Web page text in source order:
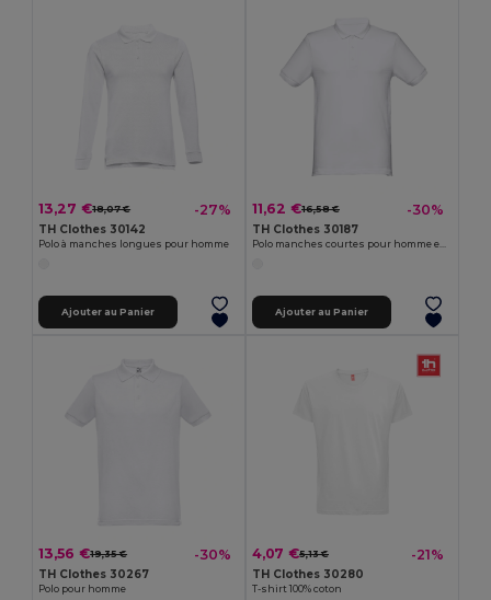
13,27 €18,07 € -27%
TH Clothes 30142
Polo à manches longues pour homme
Ajouter au Panier
11,62 €16,58 € -30%
TH Clothes 30187
Polo manches courtes pour homme en coton cardé
Ajouter au Panier
13,56 €19,35 € -30%
TH Clothes 30267
Polo pour homme
4,07 €5,13 € -21%
TH Clothes 30280
T-shirt 100% coton